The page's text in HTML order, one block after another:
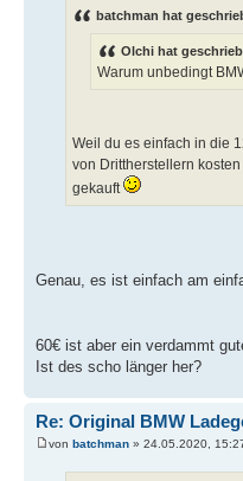
batchman hat
Olchi hat
Warum unbedingt
Weil du es einfach in die
von Drittherstellern
gekauft
Genau, es ist einfach am
60€ ist aber ein verdammt
Ist des scho länger her?
Re: Original BMW
von batchman » 24.05.2020,